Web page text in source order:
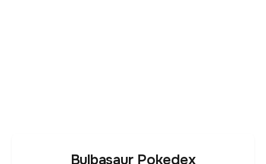
Bulbasaur Pokedex